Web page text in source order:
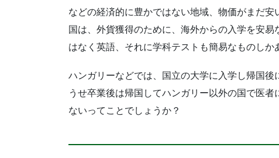
などの経済的に豊かではない地域、物価がまだ
国は、外貨獲得のために、海外からの入学を安
はなく英語、それに学科テストも簡易なものしか
ハンガリーなどでは、国立の大学に入学し帰国
うせ卒業後は帰国してハンガリー以外の国で医
ないってことでしょうか？